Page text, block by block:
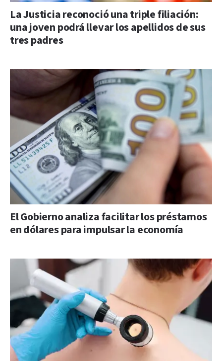
La Justicia reconoció una triple filiación:
una joven podrá llevar los apellidos de sus
tres padres
El Gobierno analiza facilitar los préstamos
en dólares para impulsar la economía